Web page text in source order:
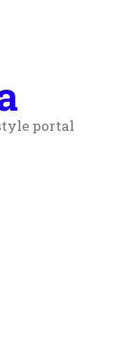
portal